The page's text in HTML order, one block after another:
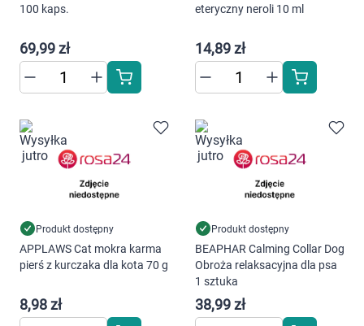
100 kaps.
69,99 zł
eteryczny neroli 10 ml
14,89 zł
Produkt dostępny
APPLAWS Cat mokra karma
pierś z kurczaka dla kota 70 g
8,98 zł
Produkt dostępny
BEAPHAR Calming Collar Dog
Obroża relaksacyjna dla psa
1 sztuka
38,99 zł